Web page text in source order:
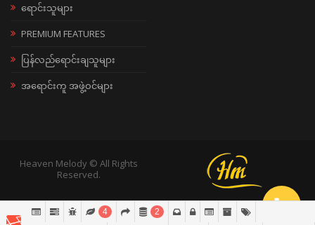
ရောင်းသူများ
PREMIUM FEATURES
ပြန်လည်ရောင်းချသူများ
အရောင်းကူ အဖွဲ့ဝင်များ
Heaven Melody © All Rights
Reserved.
4 2